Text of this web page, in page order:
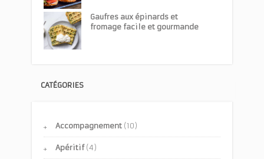
Gaufres aux épinards et
fromage facile et gourmande
CATÉGORIES
Accompagnement (10)
Apéritif(4)